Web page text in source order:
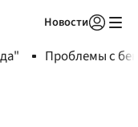
Новости
Проблемы с